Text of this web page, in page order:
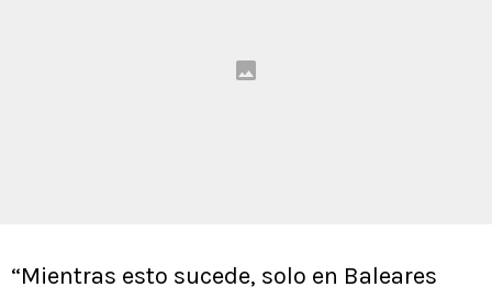
“Mientras esto sucede, solo en Baleares